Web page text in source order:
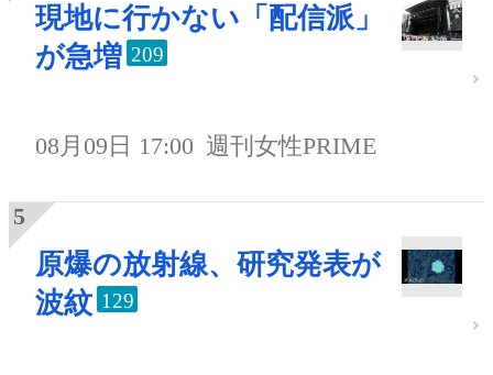
現地に行かない「配信派」
が急増 209
08月09日 17:00 週刊女性PRIME
原爆の放射線、研究発表が
波紋 129